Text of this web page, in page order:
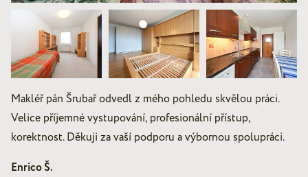
Makléř pán Šrubař odvedl z mého pohledu skvělou práci.
Velice příjemné vystupování, profesionální přístup,
korektnost. Děkuji za vaší podporu a výbornou spolupráci.
Enrico Š.